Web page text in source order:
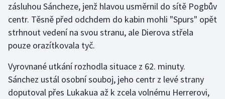
Moderní pětiboj
Motorsport
Parasport
zásluhou Sáncheze, jenž hlavou usměrnil do sítě Pogbův
centr. Těsně před odchdem do kabin mohli "Spurs" opět
strhnout vedení na svou stranu, ale Dierova střela
pouze orazítkovala tyč.
Vyrovnané utkání rozhodla situace z 62. minuty.
Sánchez ustál osobní souboj, jeho centr z levé strany
doputoval přes Lukakua až k zcela volnému Herrerovi,